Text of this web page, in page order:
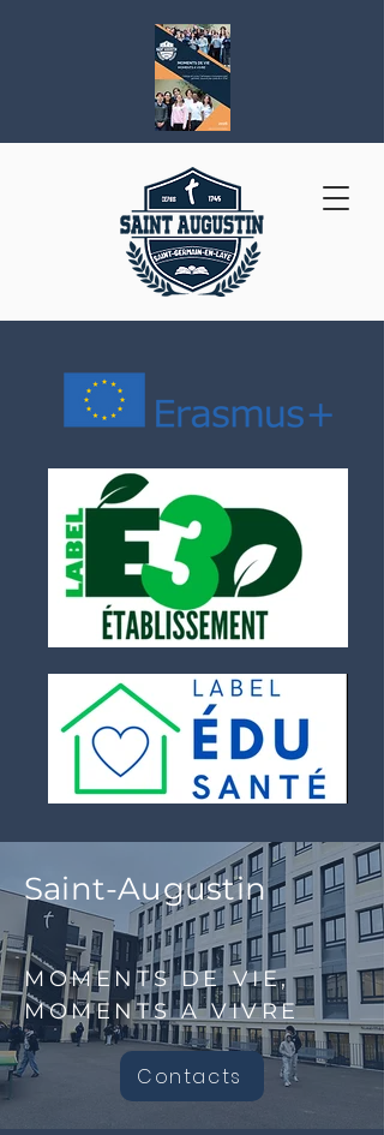
Saint-Augustin
MOMENTS DE VIE,
MOMENTS A VIVRE
Contacts